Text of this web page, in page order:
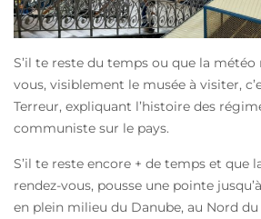
S’il te reste du temps ou que la météo
vous, visiblement le musée à visiter,
Terreur, expliquant l’histoire des
communiste sur le pays.
S’il te reste encore + de temps et que
rendez-vous, pousse une pointe
en plein milieu du Danube, au Nord